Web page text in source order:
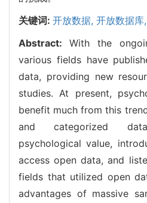
关键词: 开放数据, 开放数据库,
Abstract: With the
various fields have
data, providing new
studies. At present,
benefit much from this
and categorized
psychological value,
access open data, and
fields that utilized open
advantages of massive